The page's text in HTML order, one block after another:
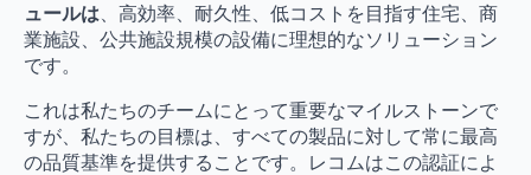
ュールは 、高効率、耐久性、低コストを目指す住宅、商
業施設、公共施設規模の設備に理想的なソリューション
です。
これは私たちのチームにとって重要なマイルストーンで
すが、私たちの目標は、すべての製品に対して常に最高
の品質基準を提供することです。レコムはこの認証によ